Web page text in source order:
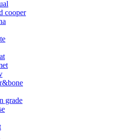
cooper
grade